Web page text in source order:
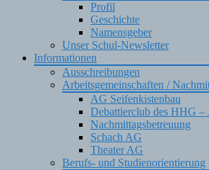
Profil
Geschichte
Namensgeber
Unser Schul-Newsletter
Informationen
Ausschreibungen
Arbeitsgemeinschaften /
AG Seifenkistenbau
Debattierclub des HHG –
Nachmittagsbetreuung
Schach AG
Theater AG
Berufs- und Studienorientierung